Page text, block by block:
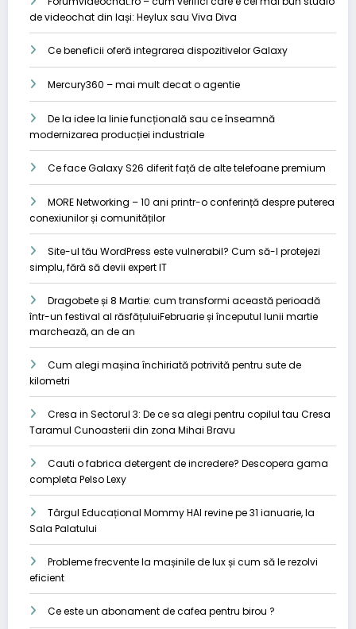
de videochat din Iași: Heylux sau Viva Diva
Ce beneficii oferă integrarea dispozitivelor Galaxy
Mercury360 – mai mult decat o agentie
De la idee la linie funcțională sau ce înseamnă
modernizarea producției industriale
Ce face Galaxy S26 diferit față de alte telefoane premium
MORE Networking – 10 ani printr-o conferință despre puterea
conexiunilor și comunităților
Site-ul tău WordPress este vulnerabil? Cum să-l protejezi
simplu, fără să devii expert IT
Dragobete și 8 Martie: cum transformi această perioadă
într-un festival al răsfățuluiFebruarie și începutul lunii martie
marchează, an de an
Cum alegi mașina închiriată potrivită pentru sute de
kilometri
Cresa in Sectorul 3: De ce sa alegi pentru copilul tau Cresa
Taramul Cunoasterii din zona Mihai Bravu
Cauti o fabrica detergent de incredere? Descopera gama
completa Pelso Lexy
Târgul Educațional Mommy HAI revine pe 31 ianuarie, la
Sala Palatului
Probleme frecvente la mașinile de lux și cum să le rezolvi
eficient
Ce este un abonament de cafea pentru birou ?